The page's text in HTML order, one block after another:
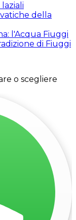
della
l'Acqua Fiuggi
di Fiuggi
o scegliere